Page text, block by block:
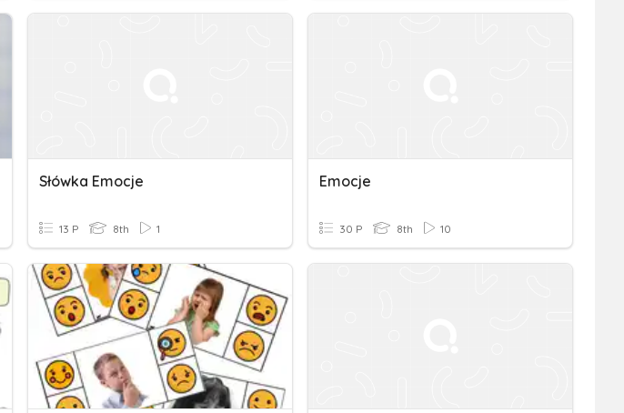
Słówka Emocje
13 P 8th 1
Emocje
30 P 8th 10